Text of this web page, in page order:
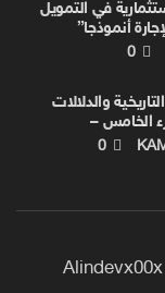
في التمويل
أنموذجا”
والدلالات
الخامس –
0
Alindevx00x